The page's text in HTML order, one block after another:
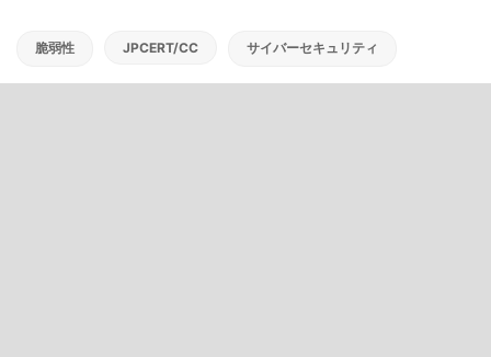
脆弱性 JPCERT/CC サイバーセキュリティ